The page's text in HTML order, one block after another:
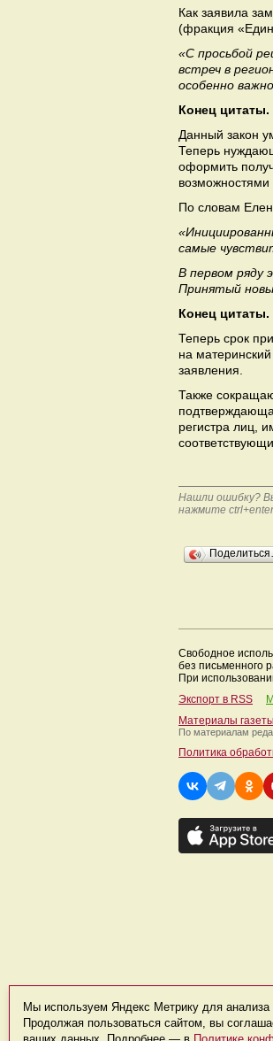
Как заявила
(фракция
«С просьбой
встреч в
особенно
Конец цитаты.
Данный закон
Теперь
оформить
возможностями
По словам
самые
В первом ряду
Принятый
Конец цитаты.
Теперь срок
на
заявления.
Также
регистра лиц,
Нашли ошибку?
нажмите
Свободное
без письменного
При
Экспорт в RSS
Материалы
По материалам
Политика
Мы используем Яндекс Метрику для анализа
Продолжая пользоваться сайтом, вы